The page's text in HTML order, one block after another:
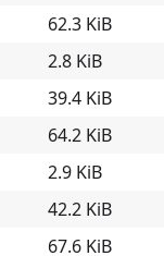
62.3 KiB
2.8 KiB
39.4 KiB
64.2 KiB
2.9 KiB
42.2 KiB
67.6 KiB